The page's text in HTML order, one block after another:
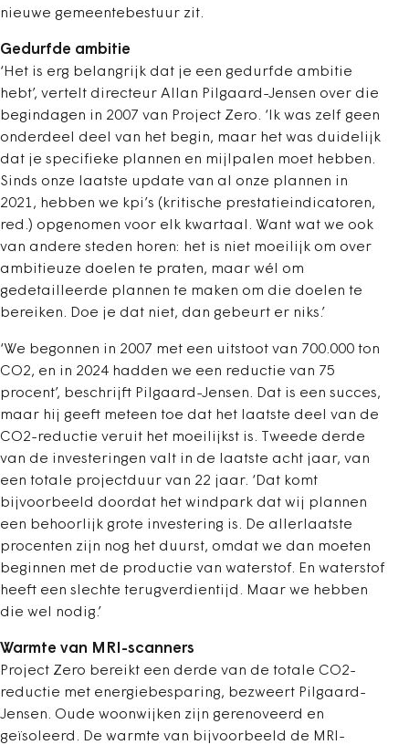
nieuwe gemeentebestuur zit.
Gedurfde ambitie
‘Het is erg belangrijk dat je een gedurfde ambitie
hebt’, vertelt directeur Allan Pilgaard-Jensen over die
begindagen in 2007 van Project Zero. ‘Ik was zelf geen
onderdeel deel van het begin, maar het was duidelijk
dat je specifieke plannen en mijlpalen moet hebben.
Sinds onze laatste update van al onze plannen in
2021, hebben we kpi’s (kritische prestatieindicatoren,
red.) opgenomen voor elk kwartaal. Want wat we ook
van andere steden horen: het is niet moeilijk om over
ambitieuze doelen te praten, maar wél om
gedetailleerde plannen te maken om die doelen te
bereiken. Doe je dat niet, dan gebeurt er niks.’
‘We begonnen in 2007 met een uitstoot van 700.000 ton
CO2, en in 2024 hadden we een reductie van 75
procent’, beschrijft Pilgaard-Jensen. Dat is een succes,
maar hij geeft meteen toe dat het laatste deel van de
CO2-reductie veruit het moeilijkst is. Tweede derde
van de investeringen valt in de laatste acht jaar, van
een totale projectduur van 22 jaar. ‘Dat komt
bijvoorbeeld doordat het windpark dat wij plannen
een behoorlijk grote investering is. De allerlaatste
procenten zijn nog het duurst, ­omdat we dan moeten
beginnen met de productie van waterstof. En waterstof
heeft een slechte terugverdientijd. Maar we ­hebben
die wel nodig.’
Warmte van MRI-scanners
Project Zero bereikt een derde van de totale CO2-
reductie met energiebesparing, bezweert Pilgaard-
Jensen. Oude woonwijken zijn gerenoveerd en
geïsoleerd. De warmte van bijvoorbeeld de MRI-